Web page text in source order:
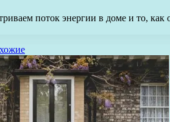
поток энергии в доме и то, как